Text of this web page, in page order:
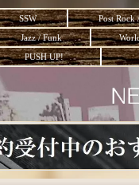
SSW
Post Rock
Jazz / Funk
PUSH UP!